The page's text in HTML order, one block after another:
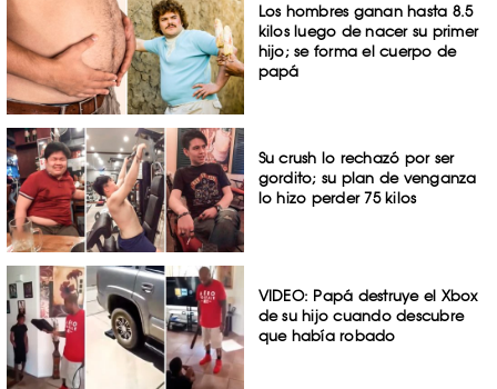
Los hombres ganan hasta 8.5
kilos luego de nacer su primer
hijo; se forma el cuerpo de
papá
Su crush lo rechazó por ser
gordito; su plan de venganza
lo hizo perder 75 kilos
VIDEO: Papá destruye el Xbox
de su hijo cuando descubre
que había robado